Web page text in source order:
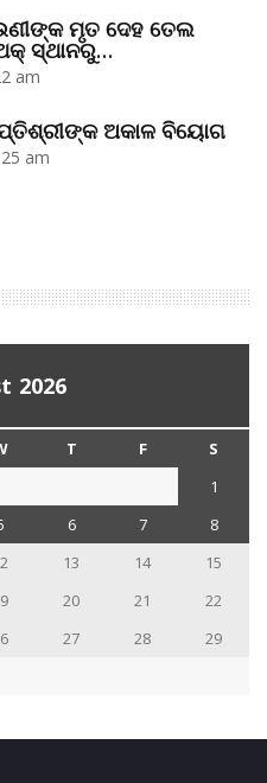
ମୃତ ଦେହ ତେଲ
ସ୍ଥାନରୁ…
am
ଅକାଳ ବିୟୋଗ
am
2026
T F
S
1
6 7
8
13 14
15
20 21
22
27 28
29